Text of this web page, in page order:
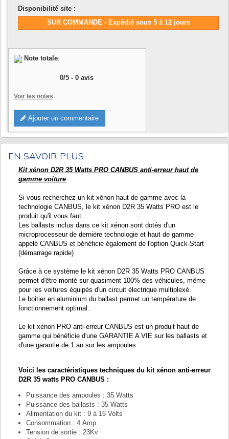
Disponibilité site :
SUR COMMANDE - Expédié sous 5 à 12 jours
Note totale:
0/5 - 0 avis
Voir les notes
Ajouter un commentaire
EN SAVOIR PLUS
Kit xénon D2R 35 Watts PRO CANBUS anti-erreur haut de
gamme voiture
Si vous recherchez un kit xénon haut de gamme avec la
technologie CANBUS, le kit xénon D2R 35 Watts PRO est le
produit qu'il vous faut.
Les ballasts inclus dans ce kit xénon sont dotés d'un
microprocesseur de dernière technologie et haut de gamme
appelé CANBUS et bénéficie également de l'option Quick-Start
(démarrage rapide)
Grâce à ce système le kit xénon D2R 35 Watts PRO CANBUS
permet d'être monté sur quasiment 100% des véhicules, même
pour les voitures équipés d'un circuit électrique multiplexé.
Le boitier en aluminium du ballast permet un température de
fonctionnement optimal.
Le kit xénon PRO anti-erreur CANBUS est un produit haut de
gamme qui bénéficie d'une GARANTIE A VIE sur les ballasts et
d'une garantie de 1 an sur les ampoules
Voici les caractéristiques techniques du kit xénon anti-erreur
D2R 35 watts PRO CANBUS :
Puissance des ampoules : 35 Watts
Puissance des ballasts : 35 Watts
Alimentation du kit : 9 à 16 Volts
Consommation : 4 Amp
Tension de sortie : 23Kv